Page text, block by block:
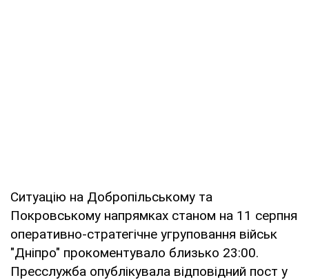
Ситуацію на Добропільському та
Покровському напрямках станом на 11 серпня
оперативно-стратегічне угруповання військ
"Дніпро" прокоментувало близько 23:00.
Пресслужба опублікувала відповідний пост у